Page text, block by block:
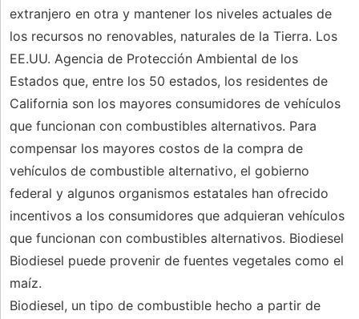
extranjero en otra y mantener los niveles actuales de
los recursos no renovables, naturales de la Tierra. Los
EE.UU. Agencia de Protección Ambiental de los
Estados que, entre los 50 estados, los residentes de
California son los mayores consumidores de vehículos
que funcionan con combustibles alternativos. Para
compensar los mayores costos de la compra de
vehículos de combustible alternativo, el gobierno
federal y algunos organismos estatales han ofrecido
incentivos a los consumidores que adquieran vehículos
que funcionan con combustibles alternativos. Biodiesel
Biodiesel puede provenir de fuentes vegetales como el
maíz.
Biodiesel, un tipo de combustible hecho a partir de